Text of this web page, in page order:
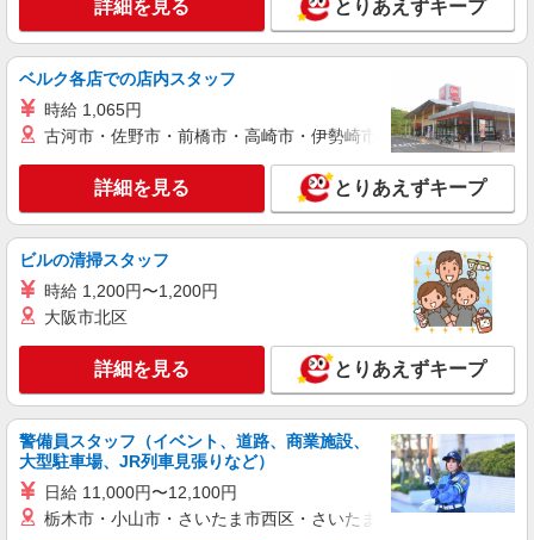
田原本町＊幅広い世代が活動中！サ高住のサポ
ートSTAFF
時給1500円〜2150円 ＜日払い有/週払い有/交
通費全支給(ガソリン代含む)＞
キープ 詳細を見る
派遣社員
株式会社kotrio /●NR-H-2009539
向かう先は、笑顔の待つ場所！デイサービスの
サポート＆送迎STAFF
時給1500円〜2125円 ＜日払い有/週払い有/交
田原本町｜田原本駅すぐ
キープ 詳細を見る
株式会社kotrio /●NR-H-1881947
田原本駅★ゆったりサ高住スタッフ★清掃/見
詳細を見る とりあえずキープ
ベルク各店での店内スタッフ
時給 1,065円
古河市・佐野市・前橋市・高崎市・伊勢崎市・太田市・館林市
詳細を見る とりあえずキープ
ビルの清掃スタッフ
時給 1,200円〜1,200円
大阪市北区
詳細を見る とりあえずキープ
警備員スタッフ（イベント、道路、商業施設、
大型駐車場、JR列車見張りなど）
日給 11,000円〜12,100円
栃木市・小山市・さいたま市西区・さいたま市岩槻区・久喜市・